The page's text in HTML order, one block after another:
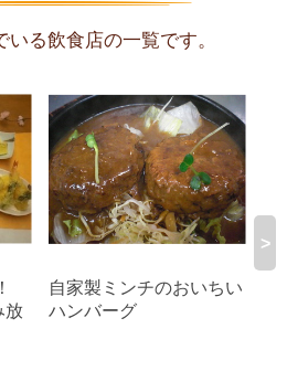
る飲食店の一覧です。
放
自家製ミンチのおいちい
ハンバーグ
>